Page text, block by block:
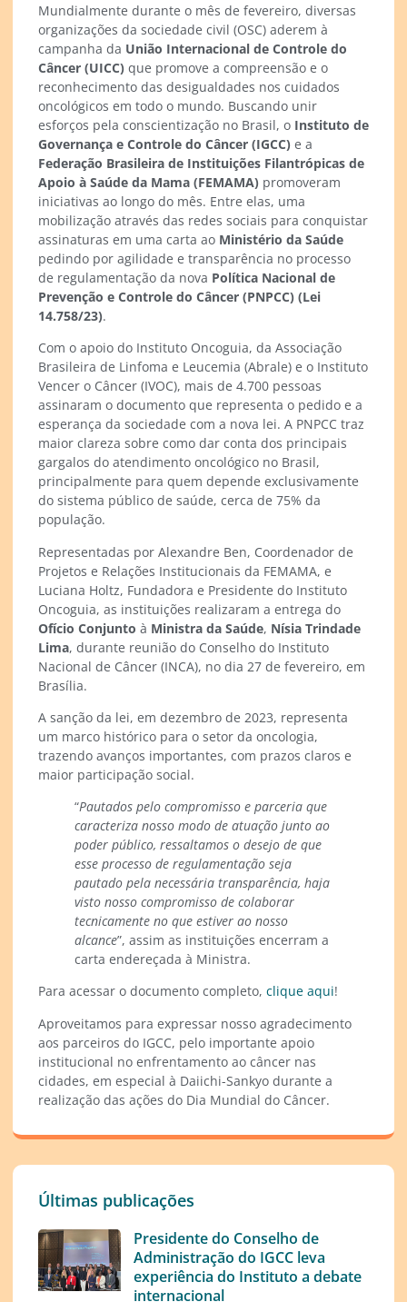
Mundialmente durante o mês de fevereiro, diversas
organizações da sociedade civil (OSC) aderem à
campanha da União Internacional de Controle do
Câncer (UICC) que promove a compreensão e o
reconhecimento das desigualdades nos cuidados
oncológicos em todo o mundo. Buscando unir
esforços pela conscientização no Brasil, o Instituto de
Governança e Controle do Câncer (IGCC) e a
Federação Brasileira de Instituições Filantrópicas de
Apoio à Saúde da Mama (FEMAMA) promoveram
iniciativas ao longo do mês. Entre elas, uma
mobilização através das redes sociais para conquistar
assinaturas em uma carta ao Ministério da Saúde
pedindo por agilidade e transparência no processo
de regulamentação da nova Política Nacional de
Prevenção e Controle do Câncer (PNPCC) (Lei
14.758/23).
Com o apoio do Instituto Oncoguia, da Associação
Brasileira de Linfoma e Leucemia (Abrale) e o Instituto
Vencer o Câncer (IVOC), mais de 4.700 pessoas
assinaram o documento que representa o pedido e a
esperança da sociedade com a nova lei. A PNPCC traz
maior clareza sobre como dar conta dos principais
gargalos do atendimento oncológico no Brasil,
principalmente para quem depende exclusivamente
do sistema público de saúde, cerca de 75% da
população.
Representadas por Alexandre Ben, Coordenador de
Projetos e Relações Institucionais da FEMAMA, e
Luciana Holtz, Fundadora e Presidente do Instituto
Oncoguia, as instituições realizaram a entrega do
Ofício Conjunto à Ministra da Saúde, Nísia Trindade
Lima, durante reunião do Conselho do Instituto
Nacional de Câncer (INCA), no dia 27 de fevereiro, em
Brasília.
A sanção da lei, em dezembro de 2023, representa
um marco histórico para o setor da oncologia,
trazendo avanços importantes, com prazos claros e
maior participação social.
“Pautados pelo compromisso e parceria que
caracteriza nosso modo de atuação junto ao
poder público, ressaltamos o desejo de que
esse processo de regulamentação seja
pautado pela necessária transparência, haja
visto nosso compromisso de colaborar
tecnicamente no que estiver ao nosso
alcance”, assim as instituições encerram a
carta endereçada à Ministra.
Para acessar o documento completo, clique aqui!
Aproveitamos para expressar nosso agradecimento
aos parceiros do IGCC, pelo importante apoio
institucional no enfrentamento ao câncer nas
cidades, em especial à Daiichi-Sankyo durante a
realização das ações do Dia Mundial do Câncer.
Últimas publicações
Presidente do Conselho de
Administração do IGCC leva
experiência do Instituto a debate
internacional